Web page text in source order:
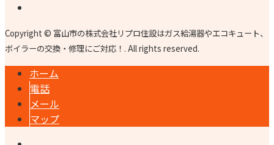
Copyright © 富山市の株式会社リプロ住設はガス給湯器やエコキュート、
ボイラーの交換・修理にご対応！. All rights reserved.
ホーム
電話
メール
マップ